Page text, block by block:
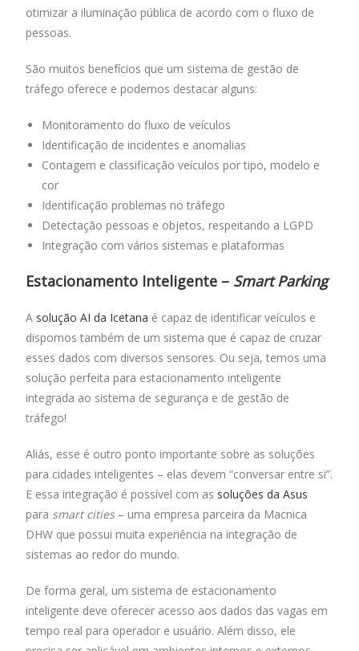
otimizar a iluminação pública de acordo com o fluxo de
pessoas.
São muitos benefícios que um sistema de gestão de
tráfego oferece e podemos destacar alguns:
Monitoramento do fluxo de veículos
Identificação de incidentes e anomalias
Contagem e classificação veículos por tipo, modelo e
cor
Identificação problemas no tráfego
Detectação pessoas e objetos, respeitando a LGPD
Integração com vários sistemas e plataformas
Estacionamento Inteligente – Smart Parking
A solução AI da Icetana é capaz de identificar veículos e
dispomos também de um sistema que é capaz de cruzar
esses dados com diversos sensores. Ou seja, temos uma
solução perfeita para estacionamento inteligente
integrada ao sistema de segurança e de gestão de
tráfego!
Aliás, esse é outro ponto importante sobre as soluções
para cidades inteligentes – elas devem “conversar entre si”.
E essa integração é possível com as soluções da Asus
para smart cities– uma empresa parceira da Macnica
DHW que possui muita experiência na integração de
sistemas ao redor do mundo.
De forma geral, um sistema de estacionamento
inteligente deve oferecer acesso aos dados das vagas em
tempo real para operador e usuário. Além disso, ele